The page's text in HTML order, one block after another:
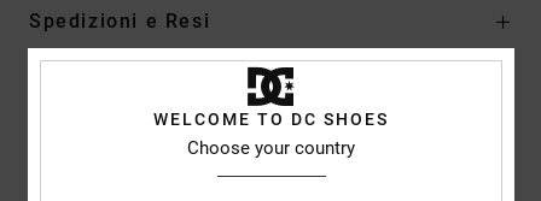
Spedizioni e Resi
Recensioni dei clientiWELCOME TO DC SHOES
Choose your country